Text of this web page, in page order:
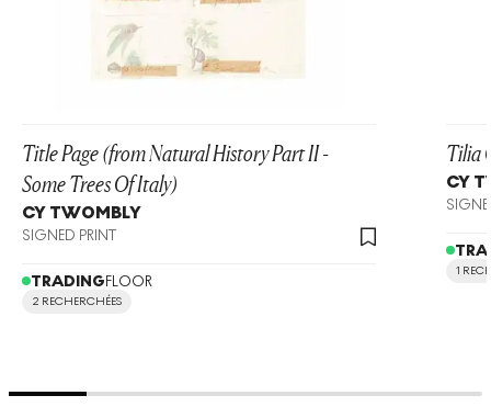
Title Page (from Natural History Part II -
Some Trees Of Italy)
CY TWOMBLY
SIGNED PRINT
TRADINGFLOOR
2 RECHERCHÉES
Tilia
CY
1